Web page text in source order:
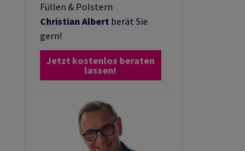
Füllen & Polstern
Christian Albert berät Sie
gern!
Jetzt kostenlos beraten
lassen!